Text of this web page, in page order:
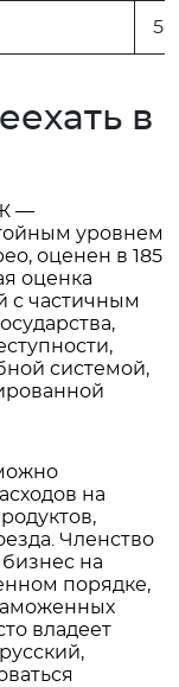
в
—
уровнем
оценен в 185
оценка
с частичным
системой,
на
Членство
на
порядке,
владеет